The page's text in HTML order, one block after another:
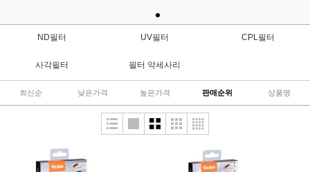
ND필터 UV필터 CPL필터
사각필터 필터 악세사리
최신순 낮은가격 높은가격 판매순위 상품명